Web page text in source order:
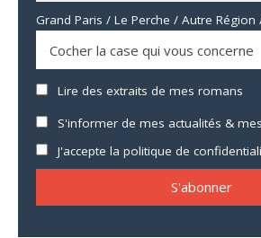
Grand Paris / Le Perche / Autre Région
Lire des extraits de mes romans
S'informer de mes actualités &
J'accepte la politique de